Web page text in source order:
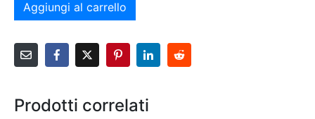
Aggiungi al carrello
Prodotti correlati